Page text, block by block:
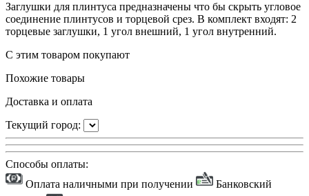
Заглушки для плинтуса предназначены что бы скрыть угловое
соединение плинтусов и торцевой срез. В комплект входят: 2
торцевые заглушки, 1 угол внешний, 1 угол внутренний.
С этим товаром покупают
Похожие товары
Доставка и оплата
Текущий город:
Способы оплаты:
Оплата наличными при получении
Банковский